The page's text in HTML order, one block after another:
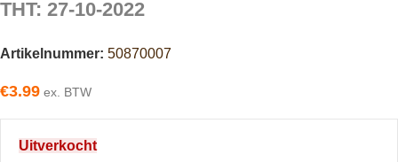
THT: 27-10-2022
Artikelnummer: 50870007
€3.99 ex. BTW
Uitverkocht